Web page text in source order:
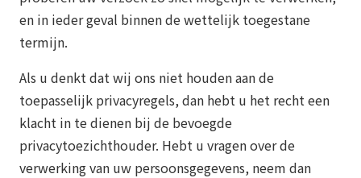
en in ieder geval binnen de wettelijk toegestane
termijn.
Als u denkt dat wij ons niet houden aan de
toepasselijk privacyregels, dan hebt u het recht een
klacht in te dienen bij de bevoegde
privacytoezichthouder. Hebt u vragen over de
verwerking van uw persoonsgegevens, neem dan